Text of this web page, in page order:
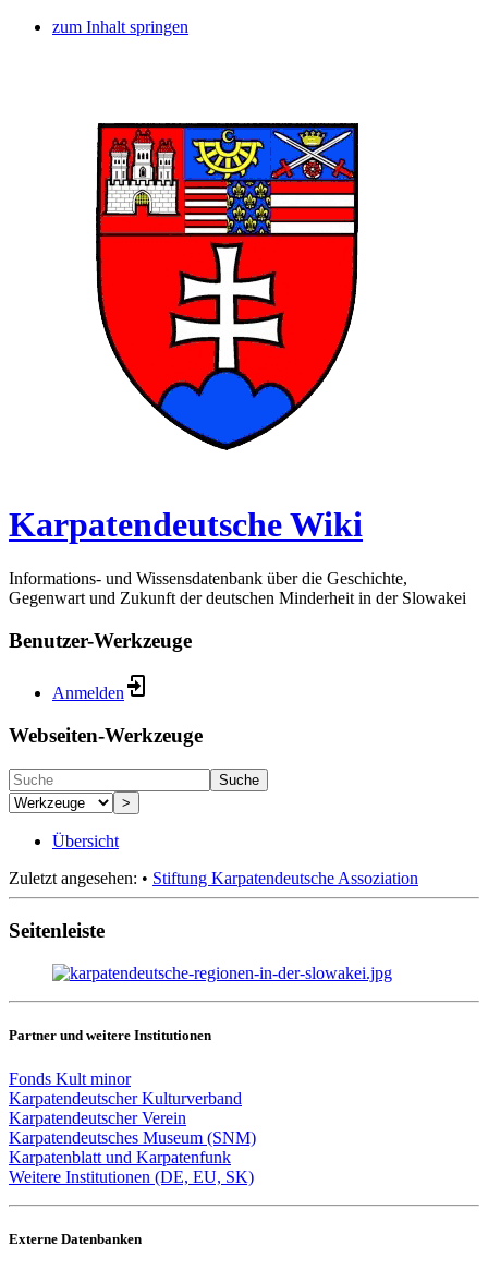
zum Inhalt springen
Karpatendeutsche Wiki
Informations- und Wissensdatenbank über die Geschichte,
Gegenwart und Zukunft der deutschen Minderheit in der Slowakei
Benutzer-Werkzeuge
Anmelden
Webseiten-Werkzeuge
Suche
>
Übersicht
Zuletzt angesehen: • Stiftung Karpatendeutsche Assoziation
Seitenleiste
Partner und weitere Institutionen
Fonds Kult minor
Karpatendeutscher Kulturverband
Karpatendeutscher Verein
Karpatendeutsches Museum (SNM)
Karpatenblatt und Karpatenfunk
Weitere Institutionen (DE, EU, SK)
Externe Datenbanken